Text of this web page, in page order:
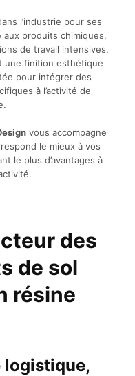
l’industrie pour ses
aux produits chimiques,
de travail intensives.
une finition esthétique
pour intégrer des
à l’activité de
vous accompagne
le mieux à vos
le plus d’avantages à
des
de sol
résine
logistique,